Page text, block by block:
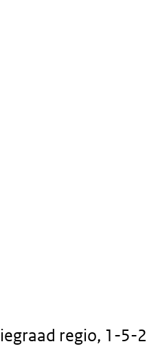
regio, 1-5-